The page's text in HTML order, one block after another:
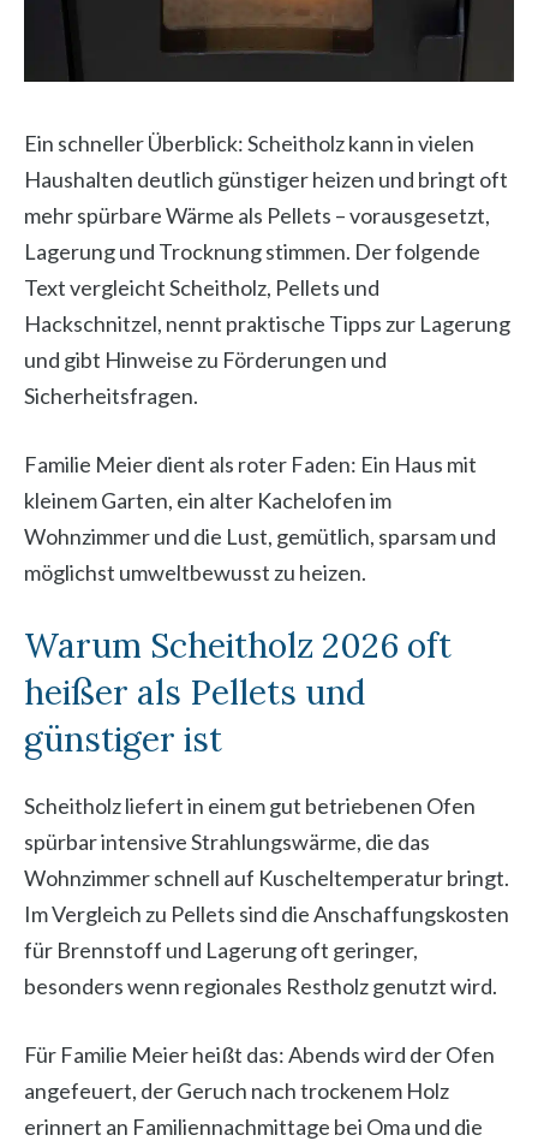
Ein schneller Überblick: Scheitholz kann in vielen
Haushalten deutlich günstiger heizen und bringt oft
mehr spürbare Wärme als Pellets – vorausgesetzt,
Lagerung und Trocknung stimmen. Der folgende
Text vergleicht Scheitholz, Pellets und
Hackschnitzel, nennt praktische Tipps zur Lagerung
und gibt Hinweise zu Förderungen und
Sicherheitsfragen.
Familie Meier dient als roter Faden: Ein Haus mit
kleinem Garten, ein alter Kachelofen im
Wohnzimmer und die Lust, gemütlich, sparsam und
möglichst umweltbewusst zu heizen.
Warum Scheitholz 2026 oft
heißer als Pellets und
günstiger ist
Scheitholz liefert in einem gut betriebenen Ofen
spürbar intensive Strahlungswärme, die das
Wohnzimmer schnell auf Kuscheltemperatur bringt.
Im Vergleich zu Pellets sind die Anschaffungskosten
für Brennstoff und Lagerung oft geringer,
besonders wenn regionales Restholz genutzt wird.
Für Familie Meier heißt das: Abends wird der Ofen
angefeuert, der Geruch nach trockenem Holz
erinnert an Familiennachmittage bei Oma und die